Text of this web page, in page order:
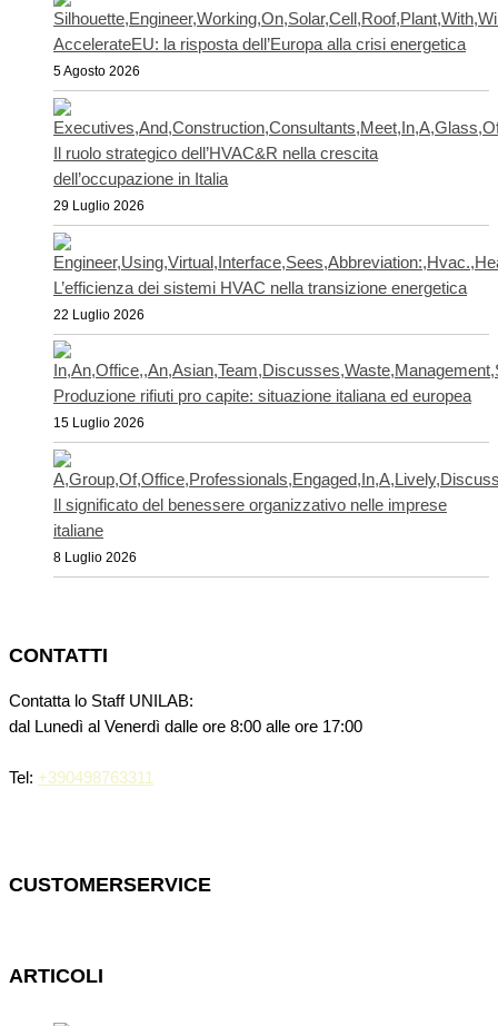
AccelerateEU: la risposta dell’Europa alla crisi energetica
5 Agosto 2026
Il ruolo strategico dell’HVAC&R nella crescita
dell’occupazione in Italia
29 Luglio 2026
L’efficienza dei sistemi HVAC nella transizione energetica
22 Luglio 2026
Produzione rifiuti pro capite: situazione italiana ed europea
15 Luglio 2026
Il significato del benessere organizzativo nelle imprese
italiane
8 Luglio 2026
CONTATTI
Contatta lo Staff UNILAB:
dal Lunedì al Venerdì dalle ore 8:00 alle ore 17:00
Tel: +390498763311
CUSTOMERSERVICE
ARTICOLI